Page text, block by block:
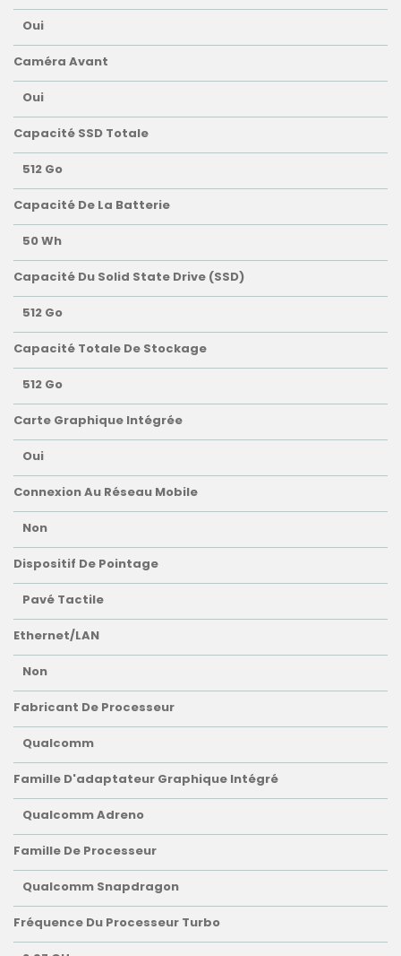
Oui
Caméra Avant
Oui
Capacité SSD Totale
512 Go
Capacité De La Batterie
50 Wh
Capacité Du Solid State Drive (SSD)
512 Go
Capacité Totale De Stockage
512 Go
Carte Graphique Intégrée
Oui
Connexion Au Réseau Mobile
Non
Dispositif De Pointage
Pavé Tactile
Ethernet/LAN
Non
Fabricant De Processeur
Qualcomm
Famille D'adaptateur Graphique Intégré
Qualcomm Adreno
Famille De Processeur
Qualcomm Snapdragon
Fréquence Du Processeur Turbo